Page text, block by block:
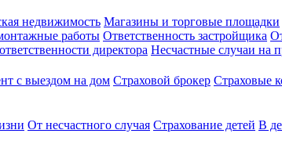
недвижимость Магазины и торговые площадки
работы Ответственность застройщика
директора Несчастные случаи на
с выездом на дом Страховой брокер Страховые
От несчастного случая Страхование детей В